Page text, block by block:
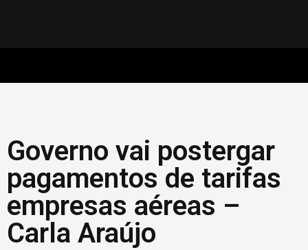
Governo vai postergar
pagamentos de tarifas
empresas aéreas –
Carla Araújo